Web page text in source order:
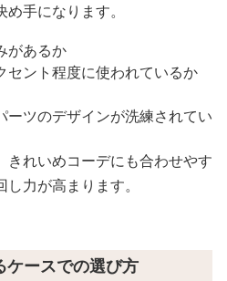
め手になります。
があるか
セント程度に使われているか
ーツのデザインが洗練されてい
きれいめコーデにも合わせやす
力が高まります。
ケースでの選び方